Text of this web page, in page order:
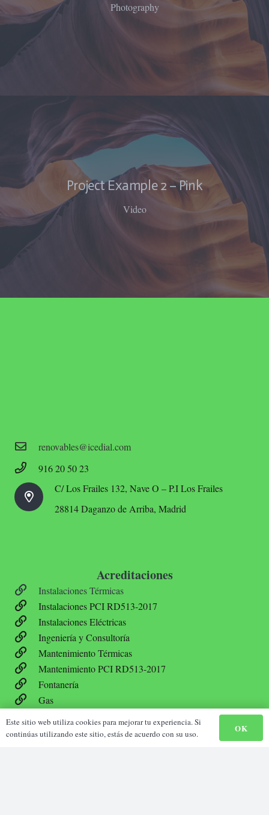
Photography
Project Example 2 – Pink
Video
renovables@icedial.com
916 20 50 23
C/ Los Frailes 132, Nave O – P.I Los Frailes
28814 Daganzo de Arriba, Madrid
Acreditaciones
Instalaciones Térmicas
Instalaciones PCI RD513-2017
Instalaciones Eléctricas
Ingeniería y Consultoría
Mantenimiento Térmicas
Mantenimiento PCI RD513-2017
Fontanería
Gas
Este sitio web utiliza cookies para mejorar tu experiencia. Si
continúas utilizando este sitio, estás de acuerdo con su uso.
OK